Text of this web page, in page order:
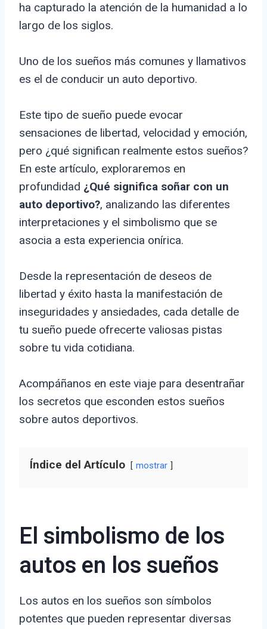
ha capturado la atención de la humanidad a lo
largo de los siglos.
Uno de los sueños más comunes y llamativos
es el de conducir un auto deportivo.
Este tipo de sueño puede evocar
sensaciones de libertad, velocidad y emoción,
pero ¿qué significan realmente estos sueños?
En este artículo, exploraremos en
profundidad ¿Qué significa soñar con un
auto deportivo?, analizando las diferentes
interpretaciones y el simbolismo que se
asocia a esta experiencia onírica.
Desde la representación de deseos de
libertad y éxito hasta la manifestación de
inseguridades y ansiedades, cada detalle de
tu sueño puede ofrecerte valiosas pistas
sobre tu vida cotidiana.
Acompáñanos en este viaje para desentrañar
los secretos que esconden estos sueños
sobre autos deportivos.
Índice del Artículo mostrar
El simbolismo de los
autos en los sueños
Los autos en los sueños son símbolos
potentes que pueden representar diversas